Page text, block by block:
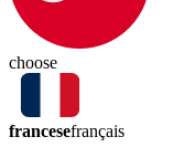
choose
francesefrançais